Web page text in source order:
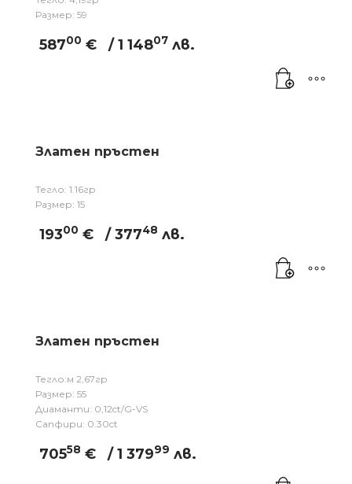
Размер: 59
58700 € / 1 14807 лв.
Златен пръстен
Тегло: 1.16гр
Размер: 15
19300 € / 37748 лв.
Златен пръстен
Тегло:м 2,67гр
Размер: 55
Диаманти: 0,12ct/G-VS
Сапфири: 0.30ct
70558 € / 1 37999 лв.